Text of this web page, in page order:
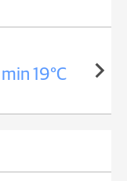
min 19°C